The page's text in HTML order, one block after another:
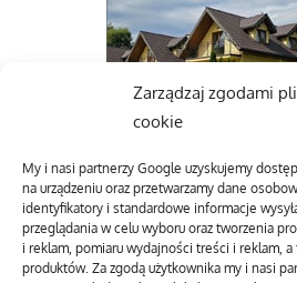
Zarządzaj zgodami
cookie
My i nasi partnerzy Google uzyskujemy
na urządzeniu oraz przetwarzamy dane
identyfikatory i standardowe informacje
przeglądania w celu wyboru oraz tworzenia
i reklam, pomiaru wydajności treści i reklam,
produktów. Za zgodą użytkownika my i nasi